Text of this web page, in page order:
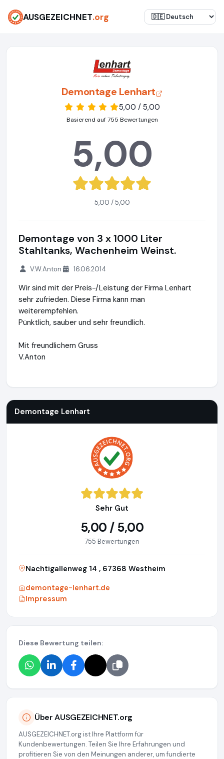
AUSGEZEICHNET.org
Demontage Lenhart
5,00 / 5,00
Basierend auf 755 Bewertungen
5,00
5,00 / 5,00
Demontage von 3 x 1000 Liter
Stahltanks, Wachenheim Weinst.
V.W.Anton 16.06.2014
Wir sind mit der Preis-/Leistung der Firma Lenhart
sehr zufrieden. Diese Firma kann man
weiterempfehlen.
Pünktlich, sauber und sehr freundlich.
Mit freundlichem Gruss
V.Anton
Demontage Lenhart
Sehr Gut
5,00 / 5,00
755 Bewertungen
Nachtigallenweg 14 , 67368 Westheim
demontage-lenhart.de
Impressum
Diese Bewertung teilen:
Über AUSGEZEICHNET.org
AUSGEZEICHNET.org ist Ihre Plattform für
Kundenbewertungen. Teilen Sie Ihre Erfahrungen und
profitieren Sie von den Meinungen anderer, um fundierte